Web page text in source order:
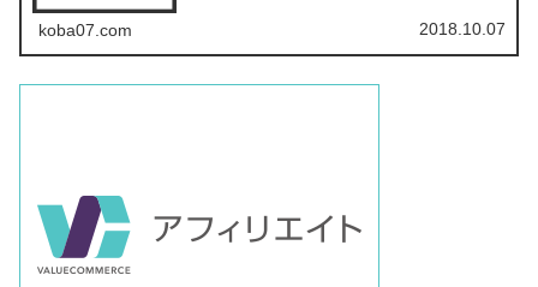
koba07.com 2018.10.07